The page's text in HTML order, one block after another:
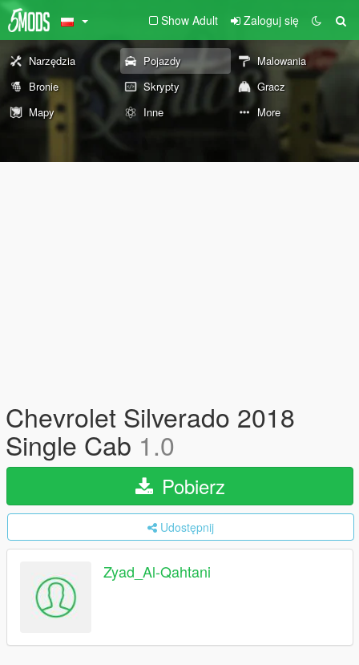
Show Adult Zaloguj się
Narzędzia Pojazdy
Malowania
Bronie
Skrypty
Gracz
Mapy
Inne More
Chevrolet Silverado 2018
Single Cab 1.0
Pobierz
Udostępnij
Zyad_Al-Qahtani